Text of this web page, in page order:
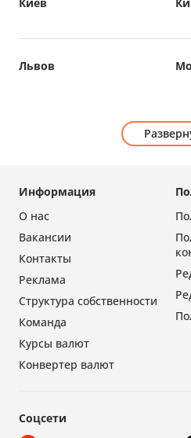
Киев
Львов
Информация
О нас
Вакансии
Контакты
Реклама
Структура собственности
Команда
Курсы валют
Конвертер валют
Соцсети